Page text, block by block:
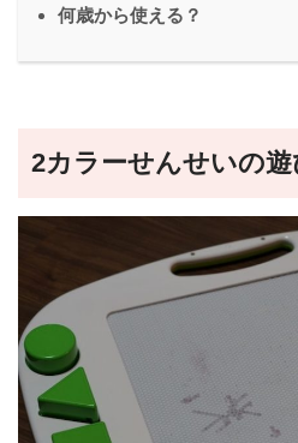
何歳から使える？
2カラーせんせいの遊